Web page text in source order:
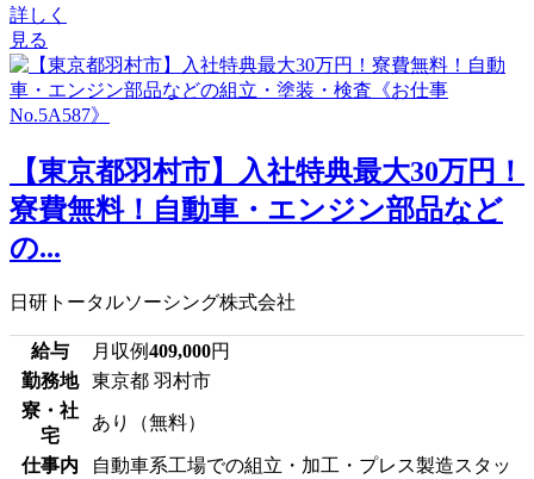
詳しく
見る
【東京都羽村市】入社特典最大30万円！
寮費無料！自動車・エンジン部品など
の...
日研トータルソーシング株式会社
給与 月収例409,000円
勤務地
東京都 羽村市
寮・社
宅
あり（無料）
仕事内
自動車系工場での組立・加工・プレス製造スタッ